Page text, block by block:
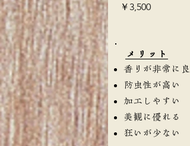
価格
￥3,500
​メリット
香りが非常に良
防虫性が高い
加工しやすい
美観に優れる
狂いが少ない